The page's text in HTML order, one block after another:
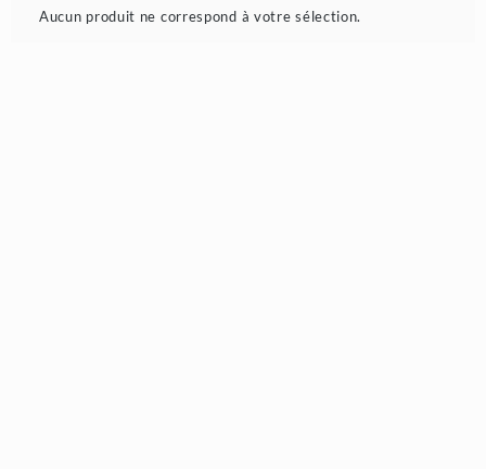
Aucun produit ne correspond à votre sélection.